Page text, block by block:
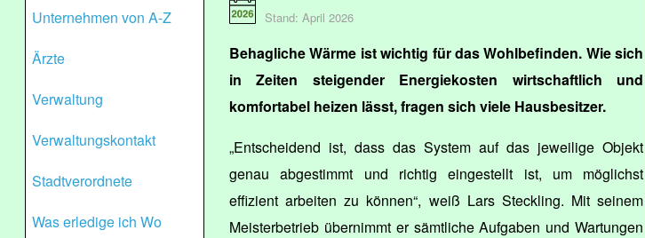
Unternehmen von A-Z
Ärzte
Verwaltung
Verwaltungskontakt
Stadtverordnete
Was erledige ich Wo
Stand: April 2026
Behagliche Wärme ist wichtig für das Wohlbefinden. Wie sich
in Zeiten steigender Energiekosten wirtschaftlich und
komfortabel heizen lässt, fragen sich viele Hausbesitzer.
„Entscheidend ist, dass das System auf das jeweilige Objekt
genau abgestimmt und richtig eingestellt ist, um möglichst
effizient arbeiten zu können“, weiß Lars Steckling. Mit seinem
Meisterbetrieb übernimmt er sämtliche Aufgaben und Wartungen